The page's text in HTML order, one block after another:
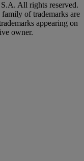
All rights reserved.
of trademarks are
appearing on
owner.